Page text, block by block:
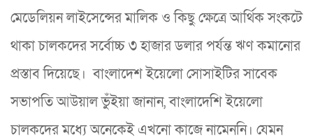
মেডেলিয়ন লাইসেন্সের মালিক ও কিছু ক্ষেত্রে আর্থিক সংকটে
থাকা চালকদের সর্বোচ্চ ৩ হাজার ডলার পর্যন্ত ঋণ কমানোর
প্রস্তাব দিয়েছে। বাংলাদেশ ইয়েলো সোসাইটির সাবেক
সভাপতি আউয়াল ভুঁইয়া জানান, বাংলাদেশি ইয়েলো
চালকদের মধ্যে অনেকেই এখনো কাজে নামেননি। যেমন